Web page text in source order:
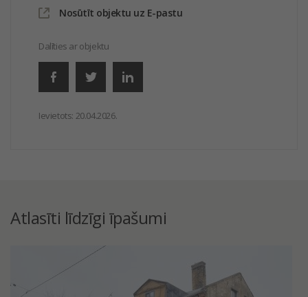
Nosūtīt objektu uz E-pastu
Dalīties ar objektu
Ievietots: 20.04.2026.
Atlasīti līdzīgi īpašumi